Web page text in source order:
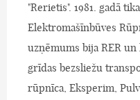
"Rerietis". 1981. gadā
Elektromašīnbūves
uzņēmums bija RER
grīdas bezsliežu
rūpnīca, Eksperim,